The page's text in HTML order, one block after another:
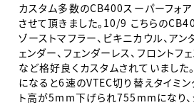
カスタム多数のCB400スーパーフォ
させて頂きました。10/9 こちらの
ゾーストマフラー、ビキニカウル、アン
ェンダー、フェンダーレス、フロントフ
など格好良くカスタムされていました
になると6速のVTEC切り替えタイミン
ト高が5mm下げられ755mmになり、